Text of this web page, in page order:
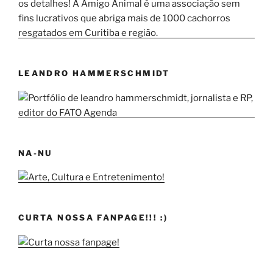
LEANDRO HAMMERSCHMIDT
NA-NU
CURTA NOSSA FANPAGE!!! :)